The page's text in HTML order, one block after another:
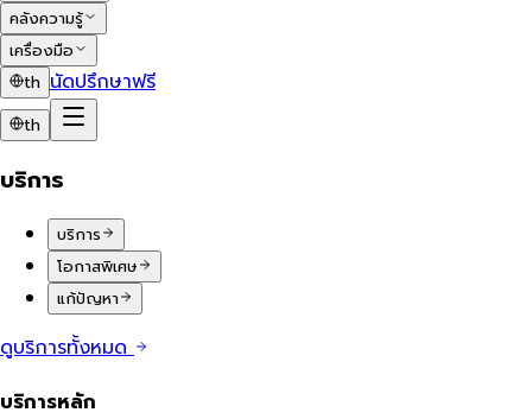
คลังความรู้
เครื่องมือ
th นัดปรึกษาฟรี
th
บริการ
บริการ
โอกาสพิเศษ
แก้ปัญหา
ดูบริการทั้งหมด
บริการหลัก